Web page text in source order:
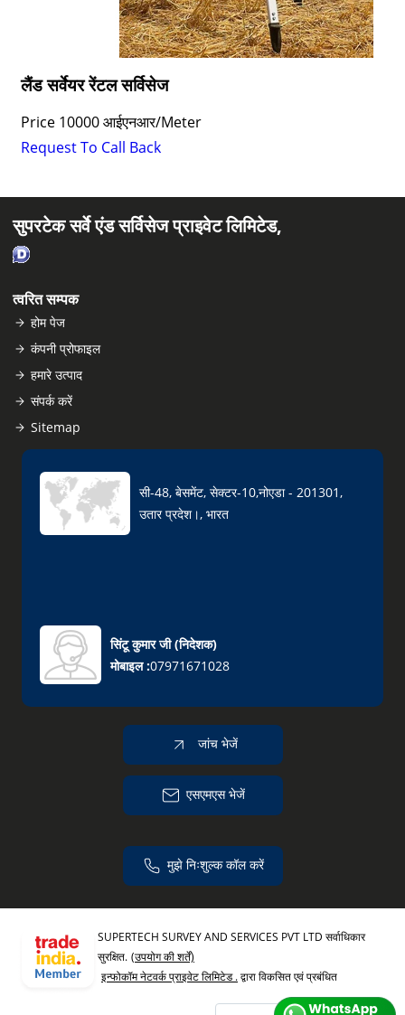
लैंड सर्वेयर रेंटल सर्विसेज
Price 10000 आईएनआर/Meter
Request To Call Back
सुपरटेक सर्वे एंड सर्विसेज प्राइवेट लिमिटेड,
त्वरित सम्पक
होम पेज
कंपनी प्रोफाइल
हमारे उत्पाद
संपर्क करें
Sitemap
सी-48, बेसमेंट, सेक्टर-10,नोएडा - 201301,
उतार प्रदेश।, भारत
सिंटू कुमार जी(निदेशक)
मोबाइल :07971671028
जांच भेजें
एसएमएस भेजें
मुझे निःशुल्क कॉल करें
SUPERTECH SURVEY AND SERVICES PVT LTD सर्वाधिकार
सुरक्षित. (उपयोग की शर्तें)
इन्फोकॉम नेटवर्क प्राइवेट लिमिटेड .द्वारा विकसित एवं प्रबंधित